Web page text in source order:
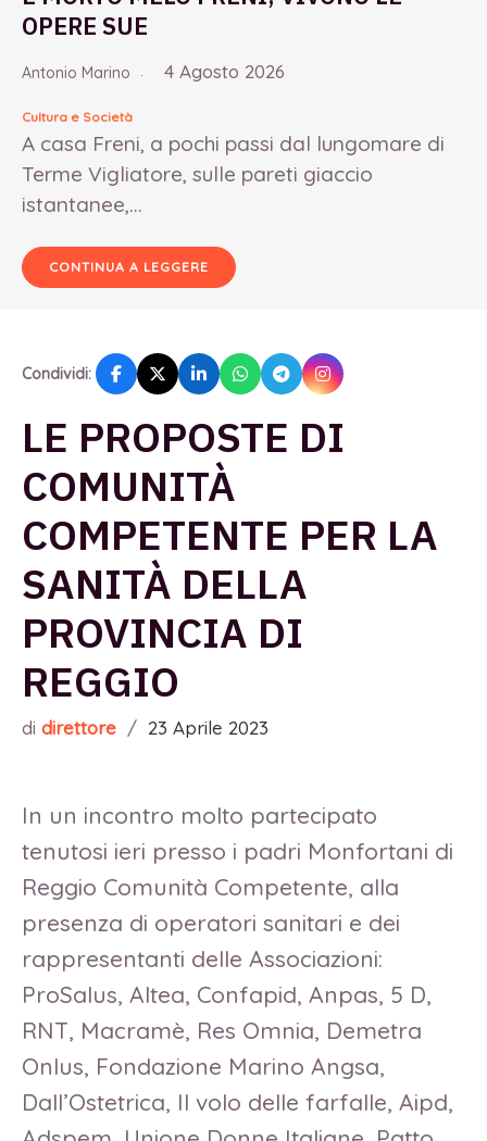
OPERE SUE
Antonio Marino 4 Agosto 2026
Cultura e Società
A casa Freni, a pochi passi dal lungomare di
Terme Vigliatore, sulle pareti giaccio
istantanee,...
CONTINUA A LEGGERE
Condividi:
LE PROPOSTE DI
COMUNITÀ
COMPETENTE PER LA
SANITÀ DELLA
PROVINCIA DI
REGGIO
di direttore / 23 Aprile 2023
In un incontro molto partecipato
tenutosi ieri presso i padri Monfortani di
Reggio Comunità Competente, alla
presenza di operatori sanitari e dei
rappresentanti delle Associazioni:
ProSalus, Altea, Confapid, Anpas, 5 D,
RNT, Macramè, Res Omnia, Demetra
Onlus, Fondazione Marino Angsa,
Dall’Ostetrica, Il volo delle farfalle, Aipd,